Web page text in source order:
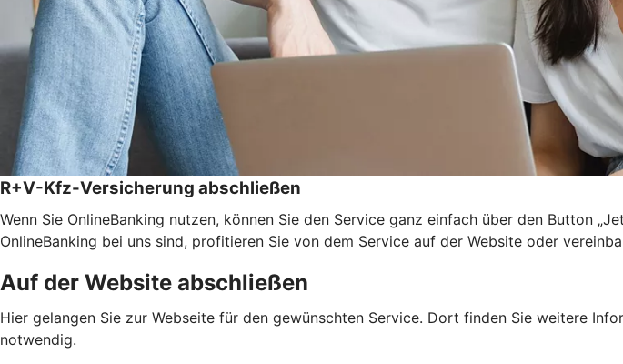
R+V-Kfz-Versicherung abschließen
Wenn Sie OnlineBanking nutzen, können Sie den Service ganz einfach über den Button
OnlineBanking bei uns sind, profitieren Sie von dem Service auf der Website oder
Auf der Website abschließen
Hier gelangen Sie zur Webseite für den gewünschten Service. Dort finden Sie weitere
notwendig.